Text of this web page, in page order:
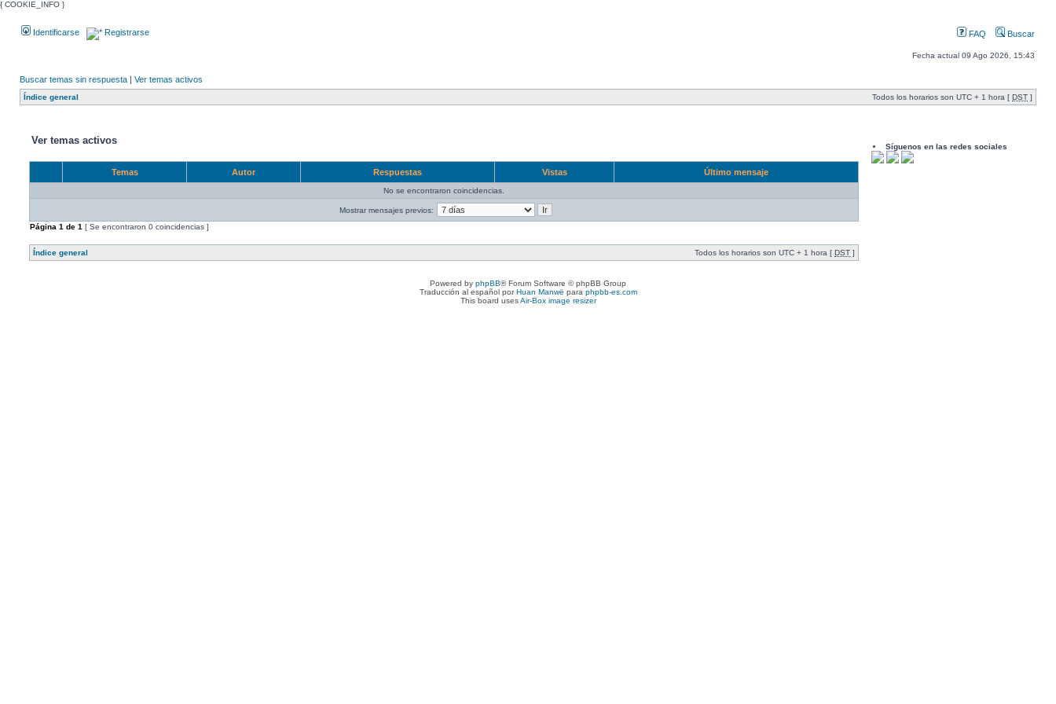
{ COOKIE_INFO }
Identificarse Registrarse FAQ Buscar
Fecha actual 09 Ago 2026, 15:43
Buscar temas sin respuesta | Ver temas activos
Índice general Todos los horarios son UTC + 1 hora [ DST ]
Ver temas activos
Temas Autor Respuestas Vistas Último mensaje
No se encontraron coincidencias.
Mostrar mensajes previos:
Página 1 de 1 [ Se encontraron 0 coincidencias ]
Índice general Todos los horarios son UTC + 1 hora [ DST ]
Síguenos en las redes sociales
Powered by phpBB® Forum Software © phpBB Group
Traducción al español porHuan Manwë para phpbb-es.com
This board usesAir-Box image resizer